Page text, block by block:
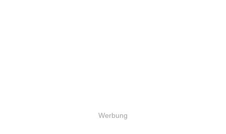
Werbung